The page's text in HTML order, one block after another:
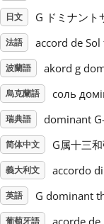
Tiếng Việt
Türkçe
Українська
日文 G ドミナント
法語 accord de
波蘭語 akord g
烏克蘭語 соль
瑞典語 dominant
简体中文 G属十三
義大利文 accordo
英語 G dominant
葡萄牙語